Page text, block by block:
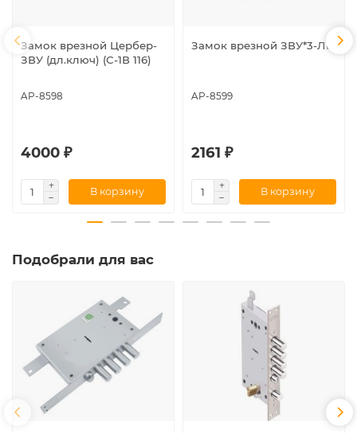
Замок врезной Цербер-
ЗВУ (дл.ключ) (С-1В 116)
AP-8598
4000 ₽
В корзину
Замок врезной ЗВУ*3-ЛК
AP-8599
2161 ₽
В корзину
Подобрали для вас